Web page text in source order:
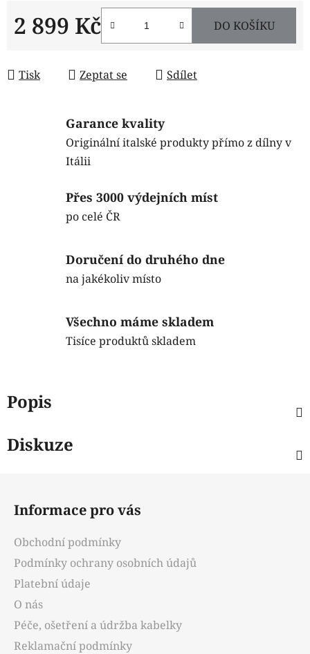
2 899 Kč DO KOŠÍKU
Tisk Zeptat se Sdílet
Garance kvality
Originální italské produkty přímo z dílny v
Itálii
Přes 3000 výdejních míst
po celé ČR
Doručení do druhého dne
na jakékoliv místo
Všechno máme skladem
Tisíce produktů skladem
Popis
Diskuze
Informace pro vás
Obchodní podmínky
Podmínky ochrany osobních údajů
Platební údaje
O nás
Péče, ošetření a údržba kabelky
Reklamační podmínky